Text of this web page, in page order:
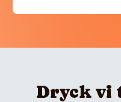
Dryck vi